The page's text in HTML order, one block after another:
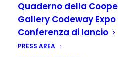
Quaderno della
Gallery Codeway Expo
Conferenza di lancio
PRESS AREA